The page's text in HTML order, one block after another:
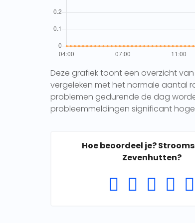
Deze grafiek toont een overzicht
vergeleken met het normale aantal
problemen gedurende de dag
probleemmeldingen significant
Hoe beoordeel je?
Zevenhutten?